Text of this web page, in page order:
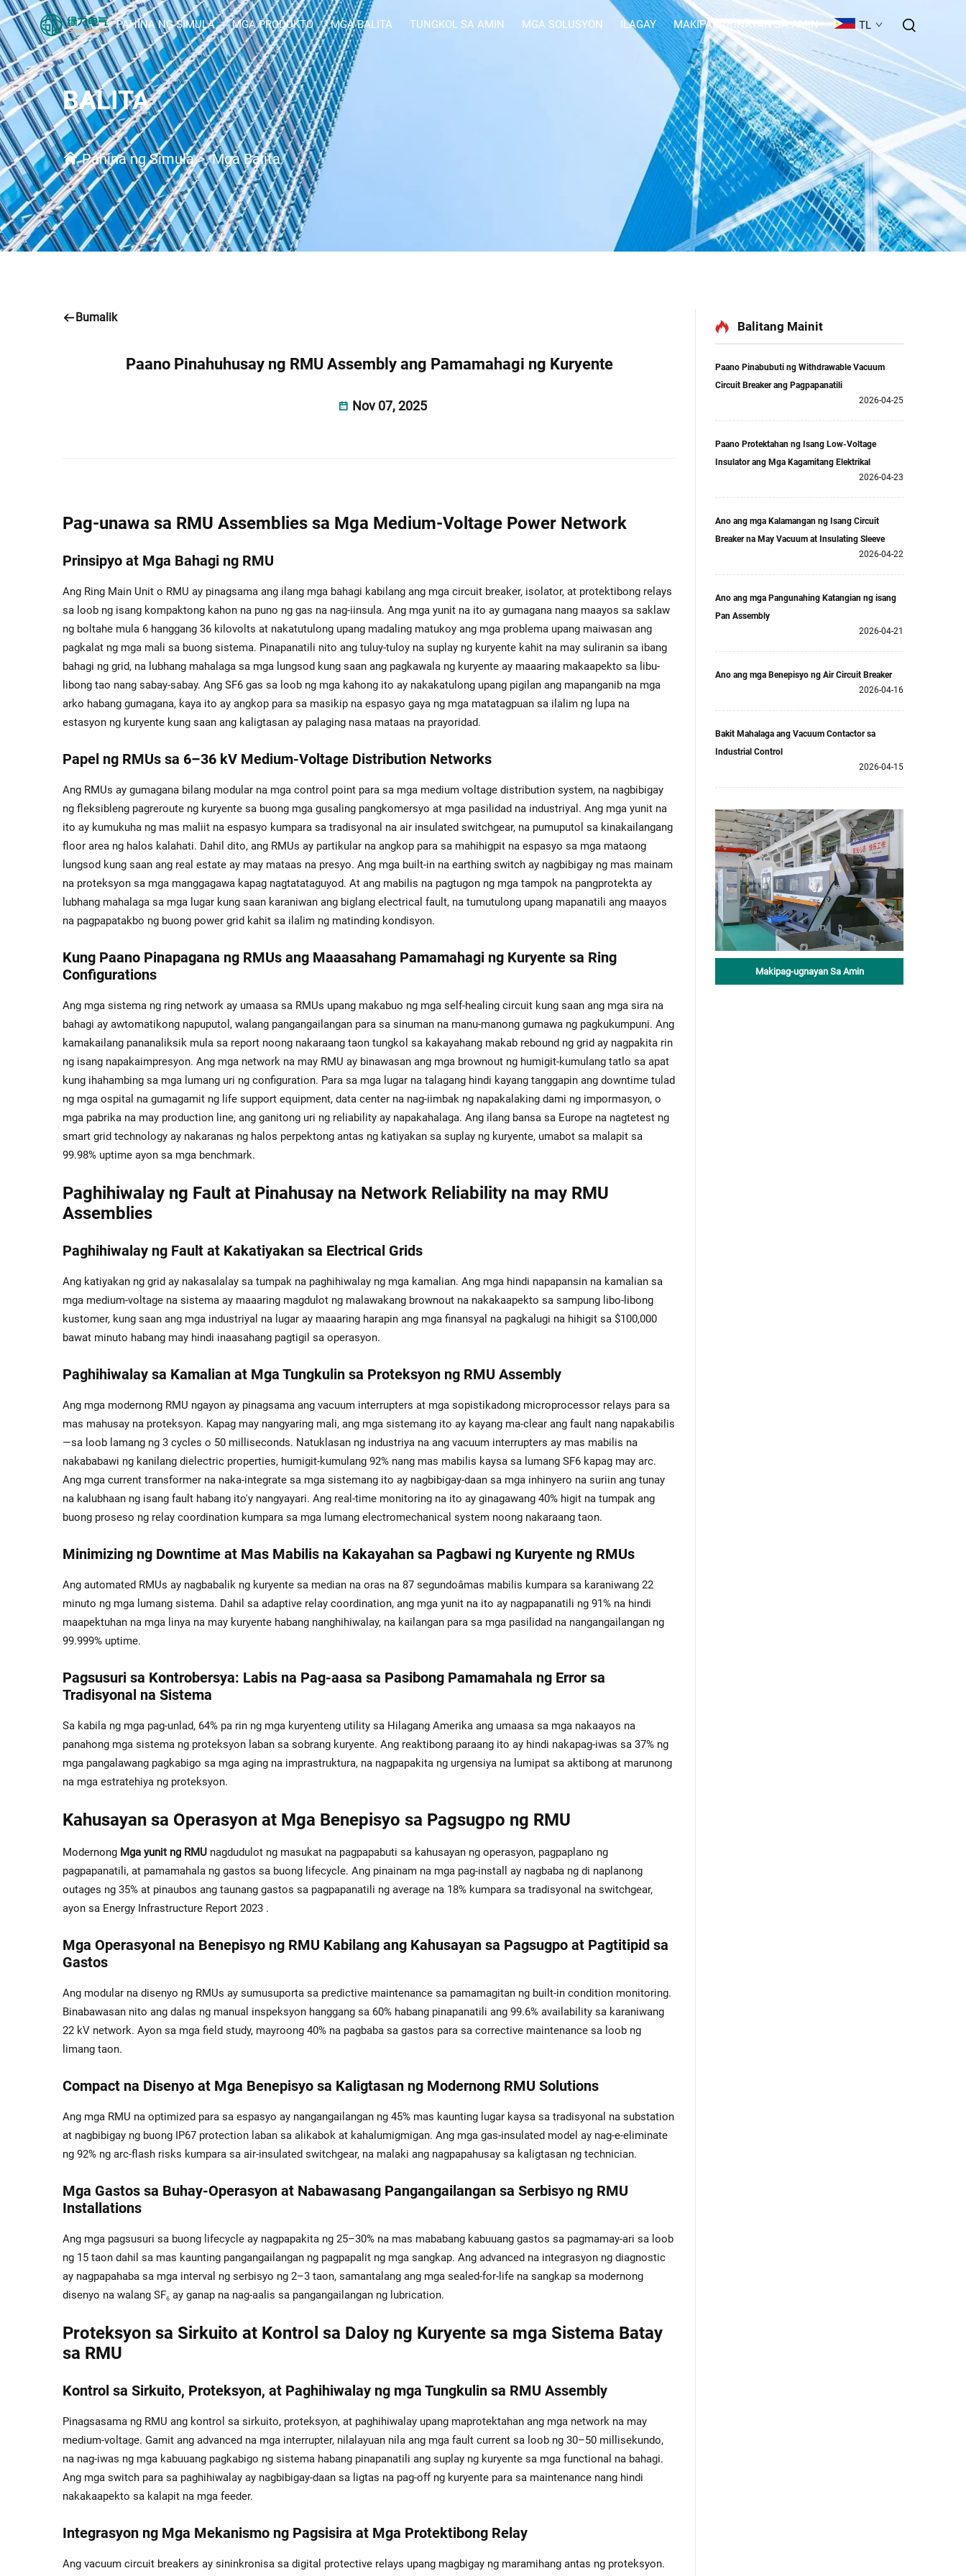
PAHINA NG SIMULA MGA PRODUKTO MGA BALITA TUNGKOL SA AMIN MGA SOLUSYON ILAGAY MAKIPAG-UGNAYAN SA AMIN TL
BALITA
Pahina ng Simula>Mga Balita
Bumalik
Paano Pinahuhusay ng RMU Assembly ang Pamamahagi ng Kuryente
Nov 07, 2025
Pag-unawa sa RMU Assemblies sa Mga Medium-Voltage Power Network
Prinsipyo at Mga Bahagi ng RMU
Ang Ring Main Unit o RMU ay pinagsama ang ilang mga bahagi kabilang ang mga circuit breaker, isolator, at protektibong relays
sa loob ng isang kompaktong kahon na puno ng gas na nag-iinsula. Ang mga yunit na ito ay gumagana nang maayos sa saklaw
ng boltahe mula 6 hanggang 36 kilovolts at nakatutulong upang madaling matukoy ang mga problema upang maiwasan ang
pagkalat ng mga mali sa buong sistema. Pinapanatili nito ang tuluy-tuloy na suplay ng kuryente kahit na may suliranin sa ibang
bahagi ng grid, na lubhang mahalaga sa mga lungsod kung saan ang pagkawala ng kuryente ay maaaring makaapekto sa libu-
libong tao nang sabay-sabay. Ang SF6 gas sa loob ng mga kahong ito ay nakakatulong upang pigilan ang mapanganib na mga
arko habang gumagana, kaya ito ay angkop para sa masikip na espasyo gaya ng mga matatagpuan sa ilalim ng lupa na
estasyon ng kuryente kung saan ang kaligtasan ay palaging nasa mataas na prayoridad.
Papel ng RMUs sa 6–36 kV Medium-Voltage Distribution Networks
Ang RMUs ay gumagana bilang modular na mga control point para sa mga medium voltage distribution system, na nagbibigay
ng fleksibleng pagreroute ng kuryente sa buong mga gusaling pangkomersyo at mga pasilidad na industriyal. Ang mga yunit na
ito ay kumukuha ng mas maliit na espasyo kumpara sa tradisyonal na air insulated switchgear, na pumuputol sa kinakailangang
floor area ng halos kalahati. Dahil dito, ang RMUs ay partikular na angkop para sa mahihigpit na espasyo sa mga mataong
lungsod kung saan ang real estate ay may mataas na presyo. Ang mga built-in na earthing switch ay nagbibigay ng mas mainam
na proteksyon sa mga manggagawa kapag nagtatataguyod. At ang mabilis na pagtugon ng mga tampok na pangprotekta ay
lubhang mahalaga sa mga lugar kung saan karaniwan ang biglang electrical fault, na tumutulong upang mapanatili ang maayos
na pagpapatakbo ng buong power grid kahit sa ilalim ng matinding kondisyon.
Kung Paano Pinapagana ng RMUs ang Maaasahang Pamamahagi ng Kuryente sa Ring
Configurations
Ang mga sistema ng ring network ay umaasa sa RMUs upang makabuo ng mga self-healing circuit kung saan ang mga sira na
bahagi ay awtomatikong napuputol, walang pangangailangan para sa sinuman na manu-manong gumawa ng pagkukumpuni. Ang
kamakailang pananaliksik mula sa report noong nakaraang taon tungkol sa kakayahang makab rebound ng grid ay nagpakita rin
ng isang napakaimpresyon. Ang mga network na may RMU ay binawasan ang mga brownout ng humigit-kumulang tatlo sa apat
kung ihahambing sa mga lumang uri ng configuration. Para sa mga lugar na talagang hindi kayang tanggapin ang downtime tulad
ng mga ospital na gumagamit ng life support equipment, data center na nag-iimbak ng napakalaking dami ng impormasyon, o
mga pabrika na may production line, ang ganitong uri ng reliability ay napakahalaga. Ang ilang bansa sa Europe na nagtetest ng
smart grid technology ay nakaranas ng halos perpektong antas ng katiyakan sa suplay ng kuryente, umabot sa malapit sa
99.98% uptime ayon sa mga benchmark.
Paghihiwalay ng Fault at Pinahusay na Network Reliability na may RMU
Assemblies
Paghihiwalay ng Fault at Kakatiyakan sa Electrical Grids
Ang katiyakan ng grid ay nakasalalay sa tumpak na paghihiwalay ng mga kamalian. Ang mga hindi napapansin na kamalian sa
mga medium-voltage na sistema ay maaaring magdulot ng malawakang brownout na nakakaapekto sa sampung libo-libong
kustomer, kung saan ang mga industriyal na lugar ay maaaring harapin ang mga finansyal na pagkalugi na hihigit sa $100,000
bawat minuto habang may hindi inaasahang pagtigil sa operasyon.
Paghihiwalay sa Kamalian at Mga Tungkulin sa Proteksyon ng RMU Assembly
Ang mga modernong RMU ngayon ay pinagsama ang vacuum interrupters at mga sopistikadong microprocessor relays para sa
mas mahusay na proteksyon. Kapag may nangyaring mali, ang mga sistemang ito ay kayang ma-clear ang fault nang napakabilis
—sa loob lamang ng 3 cycles o 50 milliseconds. Natuklasan ng industriya na ang vacuum interrupters ay mas mabilis na
nakababawi ng kanilang dielectric properties, humigit-kumulang 92% nang mas mabilis kaysa sa lumang SF6 kapag may arc.
Ang mga current transformer na naka-integrate sa mga sistemang ito ay nagbibigay-daan sa mga inhinyero na suriin ang tunay
na kalubhaan ng isang fault habang ito'y nangyayari. Ang real-time monitoring na ito ay ginagawang 40% higit na tumpak ang
buong proseso ng relay coordination kumpara sa mga lumang electromechanical system noong nakaraang taon.
Minimizing ng Downtime at Mas Mabilis na Kakayahan sa Pagbawi ng Kuryente ng RMUs
Ang automated RMUs ay nagbabalik ng kuryente sa median na oras na 87 segundoâmas mabilis kumpara sa karaniwang 22
minuto ng mga lumang sistema. Dahil sa adaptive relay coordination, ang mga yunit na ito ay nagpapanatili ng 91% na hindi
maapektuhan na mga linya na may kuryente habang nanghihiwalay, na kailangan para sa mga pasilidad na nangangailangan ng
99.999% uptime.
Pagsusuri sa Kontrobersya: Labis na Pag-aasa sa Pasibong Pamamahala ng Error sa
Tradisyonal na Sistema
Sa kabila ng mga pag-unlad, 64% pa rin ng mga kuryenteng utility sa Hilagang Amerika ang umaasa sa mga nakaayos na
panahong mga sistema ng proteksyon laban sa sobrang kuryente. Ang reaktibong paraang ito ay hindi nakapag-iwas sa 37% ng
mga pangalawang pagkabigo sa mga aging na imprastruktura, na nagpapakita ng urgensiya na lumipat sa aktibong at marunong
na mga estratehiya ng proteksyon.
Kahusayan sa Operasyon at Mga Benepisyo sa Pagsugpo ng RMU
Modernong Mga yunit ng RMU nagdudulot ng masukat na pagpapabuti sa kahusayan ng operasyon, pagpaplano ng
pagpapanatili, at pamamahala ng gastos sa buong lifecycle. Ang pinainam na mga pag-install ay nagbaba ng di naplanong
outages ng 35% at pinaubos ang taunang gastos sa pagpapanatili ng average na 18% kumpara sa tradisyonal na switchgear,
ayon sa Energy Infrastructure Report 2023 .
Mga Operasyonal na Benepisyo ng RMU Kabilang ang Kahusayan sa Pagsugpo at Pagtitipid sa
Gastos
Ang modular na disenyo ng RMUs ay sumusuporta sa predictive maintenance sa pamamagitan ng built-in condition monitoring.
Binabawasan nito ang dalas ng manual inspeksyon hanggang sa 60% habang pinapanatili ang 99.6% availability sa karaniwang
22 kV network. Ayon sa mga field study, mayroong 40% na pagbaba sa gastos para sa corrective maintenance sa loob ng
limang taon.
Compact na Disenyo at Mga Benepisyo sa Kaligtasan ng Modernong RMU Solutions
Ang mga RMU na optimized para sa espasyo ay nangangailangan ng 45% mas kaunting lugar kaysa sa tradisyonal na substation
at nagbibigay ng buong IP67 protection laban sa alikabok at kahalumigmigan. Ang mga gas-insulated model ay nag-e-eliminate
ng 92% ng arc-flash risks kumpara sa air-insulated switchgear, na malaki ang nagpapahusay sa kaligtasan ng technician.
Mga Gastos sa Buhay-Operasyon at Nabawasang Pangangailangan sa Serbisyo ng RMU
Installations
Ang mga pagsusuri sa buong lifecycle ay nagpapakita ng 25–30% na mas mababang kabuuang gastos sa pagmamay-ari sa loob
ng 15 taon dahil sa mas kaunting pangangailangan ng pagpapalit ng mga sangkap. Ang advanced na integrasyon ng diagnostic
ay nagpapahaba sa mga interval ng serbisyo ng 2–3 taon, samantalang ang mga sealed-for-life na sangkap sa modernong
disenyo na walang SF₆ ay ganap na nag-aalis sa pangangailangan ng lubrication.
Proteksyon sa Sirkuito at Kontrol sa Daloy ng Kuryente sa mga Sistema Batay
sa RMU
Kontrol sa Sirkuito, Proteksyon, at Paghihiwalay ng mga Tungkulin sa RMU Assembly
Pinagsasama ng RMU ang kontrol sa sirkuito, proteksyon, at paghihiwalay upang maprotektahan ang mga network na may
medium-voltage. Gamit ang advanced na mga interrupter, nilalayuan nila ang mga fault current sa loob ng 30–50 millisekundo,
na nag-iwas ng mga kabuuang pagkabigo ng sistema habang pinapanatili ang suplay ng kuryente sa mga functional na bahagi.
Ang mga switch para sa paghihiwalay ay nagbibigay-daan sa ligtas na pag-off ng kuryente para sa maintenance nang hindi
nakakaapekto sa kalapit na mga feeder.
Integrasyon ng Mga Mekanismo ng Pagsisira at Mga Protektibong Relay
Ang vacuum circuit breakers ay sininkronisa sa digital protective relays upang magbigay ng maramihang antas ng proteksyon.
Balitang Mainit
Paano Pinabubuti ng Withdrawable Vacuum
Circuit Breaker ang Pagpapanatili
2026-04-25
Paano Protektahan ng Isang Low-Voltage
Insulator ang Mga Kagamitang Elektrikal
2026-04-23
Ano ang mga Kalamangan ng Isang Circuit
Breaker na May Vacuum at Insulating Sleeve
2026-04-22
Ano ang mga Pangunahing Katangian ng isang
Pan Assembly
2026-04-21
Ano ang mga Benepisyo ng Air Circuit Breaker
2026-04-16
Bakit Mahalaga ang Vacuum Contactor sa
Industrial Control
2026-04-15
Makipag-ugnayan Sa Amin